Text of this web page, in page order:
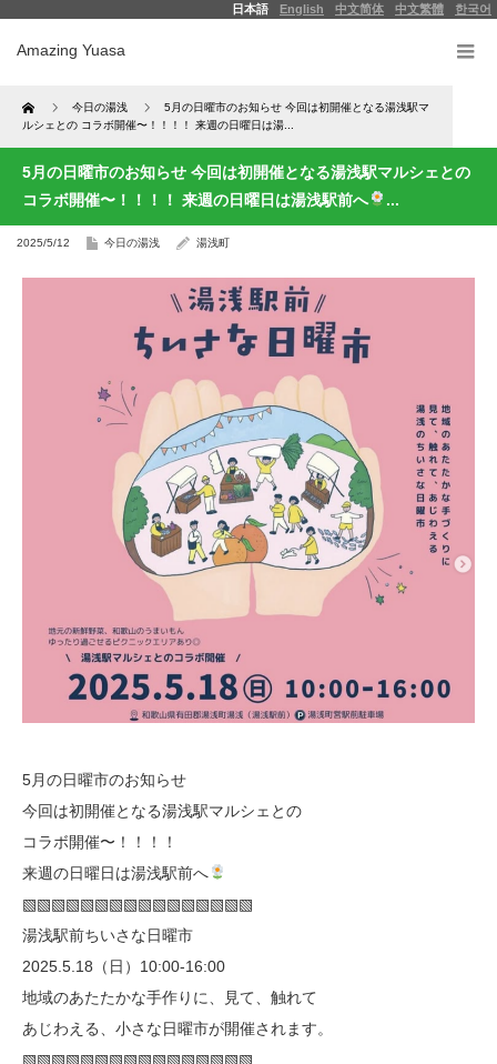
한국어
中文繁體
中文简体
English
日本語
Amazing Yuasa
Home 今日の湯浅
5月の日曜市のお知らせ 今回は初開催となる湯浅駅マ
ルシェとの コラボ開催〜！！！！ 来週の日曜日は湯...
5月の日曜市のお知らせ 今回は初開催となる湯浅駅マルシェとの
コラボ開催〜！！！！ 来週の日曜日は湯浅駅前へ
...
2025/5/12 今日の湯浅 湯浅町
5月の日曜市のお知らせ
今回は初開催となる湯浅駅マルシェとの
コラボ開催〜！！！！
来週の日曜日は湯浅駅前へ
▧▧▧▧▧▧▧▧▧▧▧▧▧▧▧▧
湯浅駅前ちいさな日曜市
2025.5.18（日）10:00-16:00
地域のあたたかな手作りに、見て、触れて
あじわえる、小さな日曜市が開催されます。
▧▧▧▧▧▧▧▧▧▧▧▧▧▧▧▧